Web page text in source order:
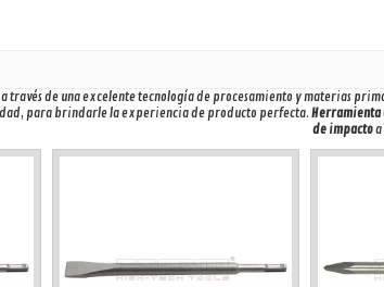
a través de una excelente tecnología de procesamiento y materias
para brindarle la experiencia de producto perfecta.Herramienta
de impacto